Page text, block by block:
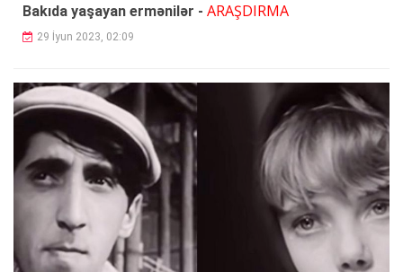
Bakıda yaşayan ermənilər - ARAŞDIRMA
29 İyun 2023, 02:09